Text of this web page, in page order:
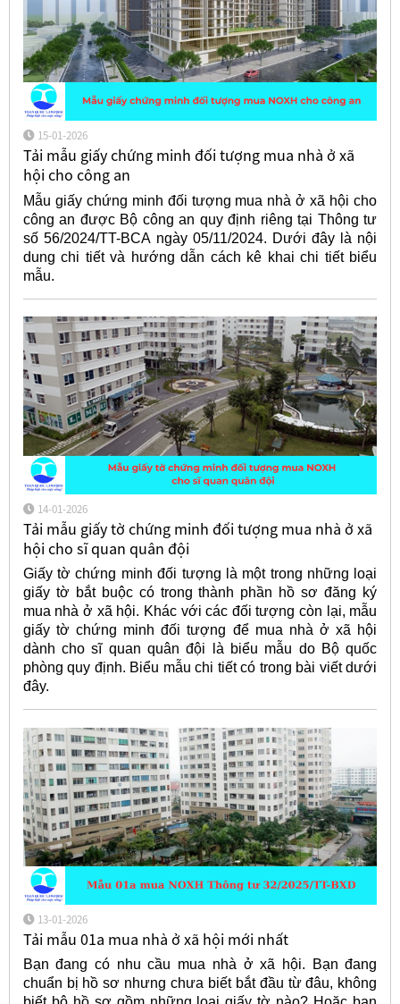
15-01-2026
Tải mẫu giấy chứng minh đối tượng mua nhà ở xã
hội cho công an
Mẫu giấy chứng minh đối tượng mua nhà ở xã hội cho
công an được Bộ công an quy định riêng tại Thông tư
số 56/2024/TT-BCA ngày 05/11/2024. Dưới đây là nội
dung chi tiết và hướng dẫn cách kê khai chi tiết biểu
mẫu.
14-01-2026
Tải mẫu giấy tờ chứng minh đối tượng mua nhà ở xã
hội cho sĩ quan quân đội
Giấy tờ chứng minh đối tượng là một trong những loại
giấy tờ bắt buộc có trong thành phần hồ sơ đăng ký
mua nhà ở xã hội. Khác với các đối tượng còn lại, mẫu
giấy tờ chứng minh đối tượng để mua nhà ở xã hội
dành cho sĩ quan quân đội là biểu mẫu do Bộ quốc
phòng quy định. Biểu mẫu chi tiết có trong bài viết dưới
đây.
13-01-2026
Tải mẫu 01a mua nhà ở xã hội mới nhất
Bạn đang có nhu cầu mua nhà ở xã hội. Bạn đang
chuẩn bị hồ sơ nhưng chưa biết bắt đầu từ đâu, không